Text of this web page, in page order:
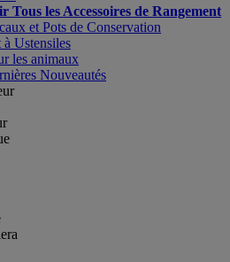
Tous les Accessoires de Rangement
et Pots de Conservation
à Ustensiles
les animaux
Nouveautés